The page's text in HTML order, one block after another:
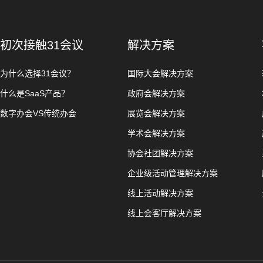
初次接触31会议
为什么选择31会议？
什么是SaaS产品？
数字办会VS传统办会
解决方案
国际大会解决方案
政府会解决方案
展览会解决方案
学术会解决方案
协会社团解决方案
企业级活动管理解决方案
线上活动解决方案
线上会客厅解决方案